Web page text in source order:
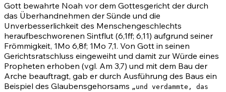
Gott bewahrte Noah vor dem Gottesgericht der durch
das Überhandnehmen der Sünde und die
Unverbesserlichkeit des Menschengeschlechts
heraufbeschworenen Sintflut (6,1ff; 6,11) aufgrund seiner
Frömmigkeit, 1Mo 6,8f; 1Mo 7,1. Von Gott in seinen
Gerichtsratschluss eingeweiht und damit zur Würde eines
Propheten erhoben (vgl. Am 3,7) und mit dem Bau der
Arche beauftragt, gab er durch Ausführung des Baus ein
Beispiel des Glaubensgehorsams „und verdammte, das